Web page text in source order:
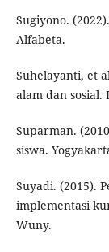
Sugiyono.
Alfabeta.
Suhelayanti, et
alam dan sosial.
Suparman.
siswa.
Suyadi. (2015).
implementasi
Wuny.